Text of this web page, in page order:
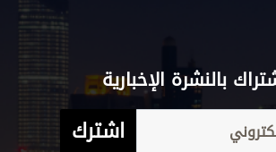
بالنشرة الإخبارية
اشترك